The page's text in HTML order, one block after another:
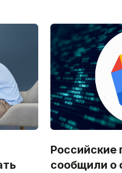
Российские
сообщили о